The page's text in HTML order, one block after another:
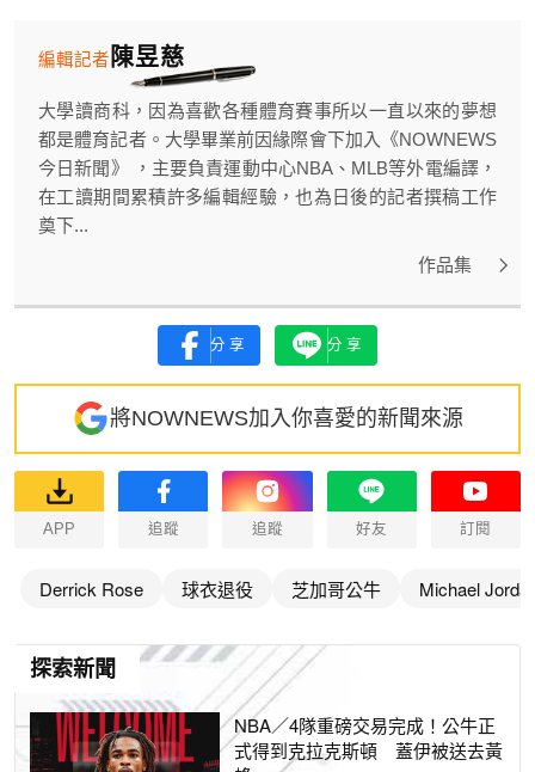
陳昱慈
編輯記者
大學讀商科，因為喜歡各種體育賽事所以一直以來的夢想
都是體育記者。大學畢業前因緣際會下加入《NOWNEWS
今日新聞》 ，主要負責運動中心NBA、MLB等外電編譯，
在工讀期間累積許多編輯經驗，也為日後的記者撰稿工作
奠下...
作品集
分享 分享
將NOWNEWS加入你喜愛的新聞來源
APP 追蹤 追蹤 好友 訂閱
Derrick Rose 球衣退役 芝加哥公牛 Michael
探索新聞
NBA／4隊重磅交易完成！公牛正
式得到克拉克斯頓 蓋伊被送去黃